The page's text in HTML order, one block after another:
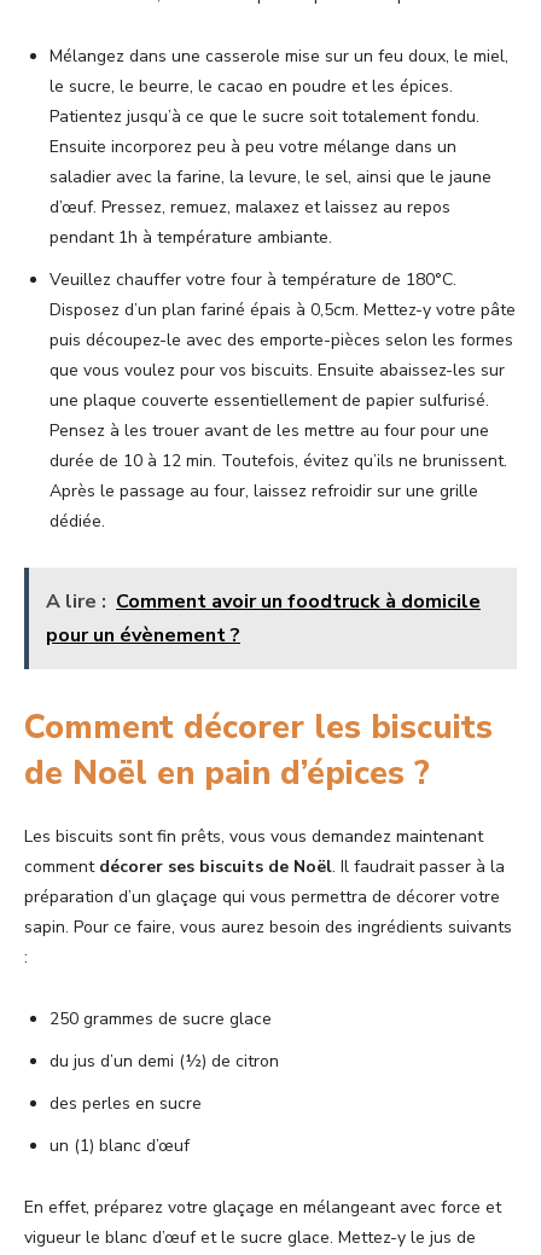
Mélangez dans une casserole mise sur un feu doux, le miel,
le sucre, le beurre, le cacao en poudre et les épices.
Patientez jusqu’à ce que le sucre soit totalement fondu.
Ensuite incorporez peu à peu votre mélange dans un
saladier avec la farine, la levure, le sel, ainsi que le jaune
d’œuf. Pressez, remuez, malaxez et laissez au repos
pendant 1h à température ambiante.
Veuillez chauffer votre four à température de 180°C.
Disposez d’un plan fariné épais à 0,5cm. Mettez-y votre pâte
puis découpez-le avec des emporte-pièces selon les formes
que vous voulez pour vos biscuits. Ensuite abaissez-les sur
une plaque couverte essentiellement de papier sulfurisé.
Pensez à les trouer avant de les mettre au four pour une
durée de 10 à 12 min. Toutefois, évitez qu’ils ne brunissent.
Après le passage au four, laissez refroidir sur une grille
dédiée.
A lire : Comment avoir un foodtruck à domicile
pour un évènement ?
Comment décorer les biscuits
de Noël en pain d’épices ?
Les biscuits sont fin prêts, vous vous demandez maintenant
comment décorer ses biscuits de Noël. Il faudrait passer à la
préparation d’un glaçage qui vous permettra de décorer votre
sapin. Pour ce faire, vous aurez besoin des ingrédients suivants
:
250 grammes de sucre glace
du jus d’un demi (½) de citron
des perles en sucre
un (1) blanc d’œuf
En effet, préparez votre glaçage en mélangeant avec force et
vigueur le blanc d’œuf et le sucre glace. Mettez-y le jus de